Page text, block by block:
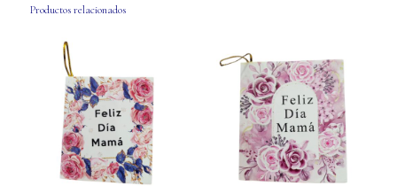
Productos relacionados